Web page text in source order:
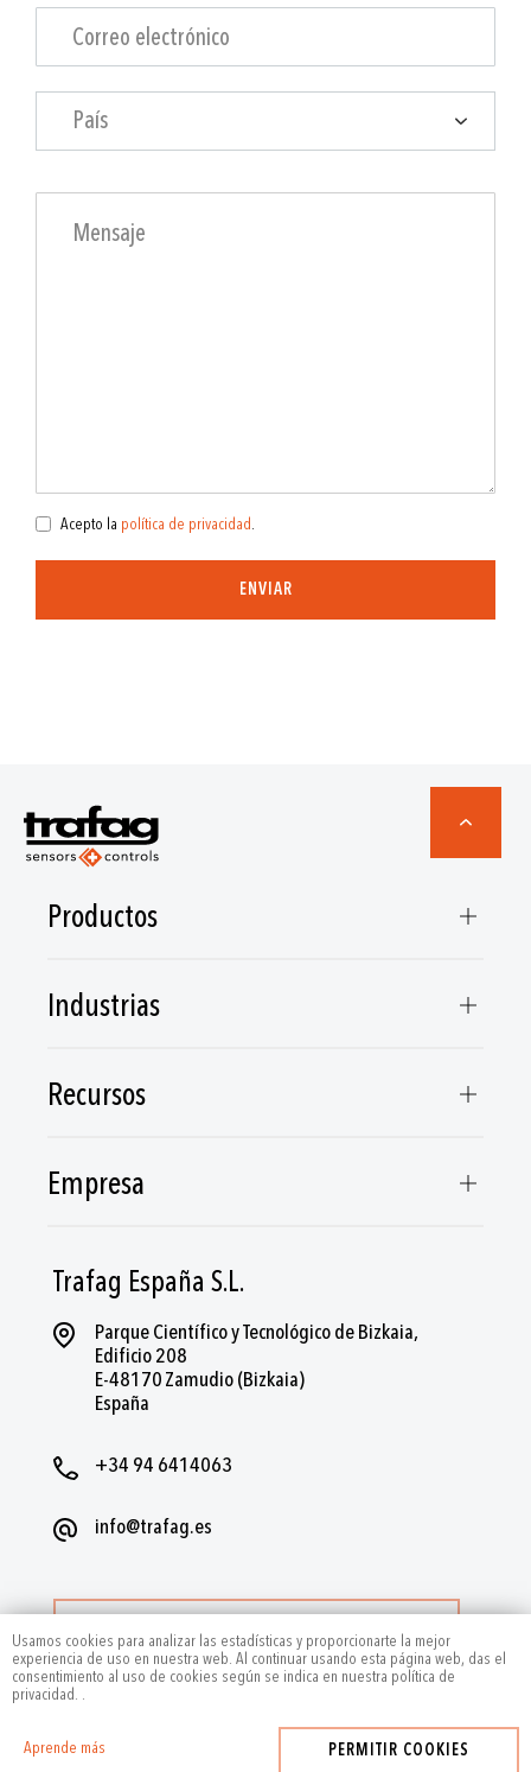
Usamos cookies para analizar las estadísticas y proporcionarte la mejor
experiencia de uso en nuestra web. Al continuar usando esta página web, das el
consentimiento al uso de cookies según se indica en nuestra política de
privacidad.
Aprende más
.
PERMITIR COOKIES
País
Acepto la política de privacidad.
ENVIAR
Trafag España S.L.
Parque Científico y Tecnológico de Bizkaia,
Edificio 208
E-48170 Zamudio (Bizkaia)
España
+34 94 6414063
info@trafag.es
MÁS CONTACTOS
Productos
Industrias
Recursos
Empresa